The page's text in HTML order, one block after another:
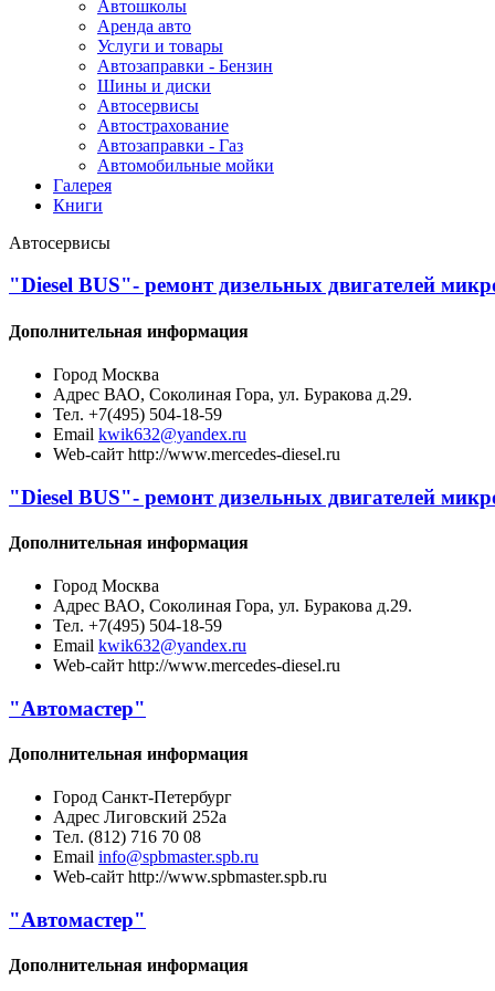
Автошколы
Аренда авто
Услуги и товары
Автозаправки - Бензин
Шины и диски
Автосервисы
Автострахование
Автозаправки - Газ
Автомобильные мойки
Галерея
Книги
Автосервисы
"Diesel BUS"- ремонт дизельных двигателей
Дополнительная информация
Город Москва
Адрес ВАО, Соколиная Гора, ул. Буракова д.29.
Тел. +7(495) 504-18-59
Email kwik632@yandex.ru
Web-сайт http://www.mercedes-diesel.ru
"Diesel BUS"- ремонт дизельных двигателей
Дополнительная информация
Город Москва
Адрес ВАО, Соколиная Гора, ул. Буракова д.29.
Тел. +7(495) 504-18-59
Email kwik632@yandex.ru
Web-сайт http://www.mercedes-diesel.ru
"Автомастер"
Дополнительная информация
Город Санкт-Петербург
Адрес Лиговский 252а
Тел. (812) 716 70 08
Email info@spbmaster.spb.ru
Web-сайт http://www.spbmaster.spb.ru
"Автомастер"
Дополнительная информация